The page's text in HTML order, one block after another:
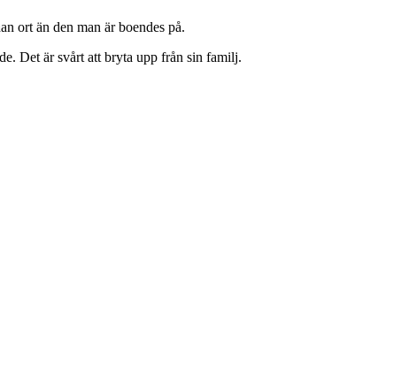
ort än den man är boendes på.
Det är svårt att bryta upp från sin familj.